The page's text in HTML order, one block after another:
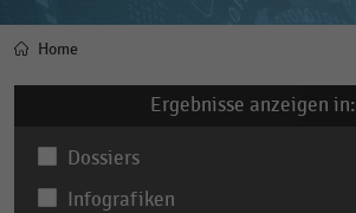
Pfadnavigation
Home
Ergebnisse anzeigen in:
Dossiers
Infografiken